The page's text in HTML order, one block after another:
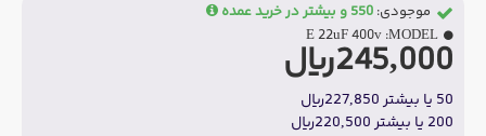
245,000ریال
50 یا بیشتر 227,850ریال
200 یا بیشتر 220,500ریال
موجودی: 550 و بیشتر در خرید عمده
MODEL:
E 22uF 400v